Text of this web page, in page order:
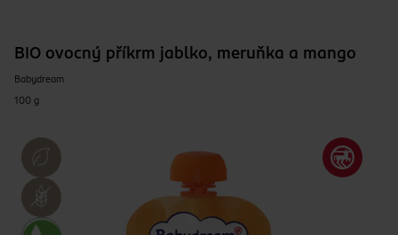
BIO ovocný příkrm jablko, meruňka a mango
Babydream
100 g